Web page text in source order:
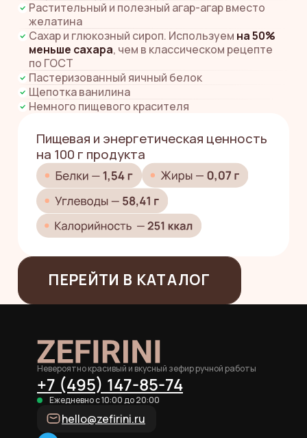
Невероятно красивый и вкусный зефир ручной работы
+7 (495) 147-85-74
Ежедневно с 10:00 до 20:00
hello@zefirini.ru